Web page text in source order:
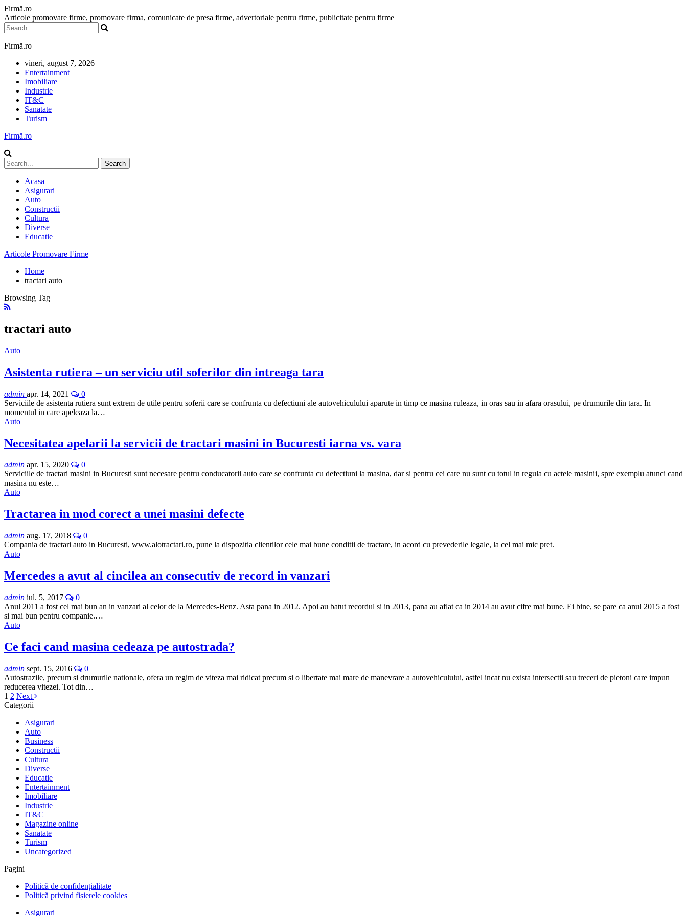
Firmă.ro
Articole promovare firme, promovare firma, comunicate de presa firme, advertoriale pentru firme, publicitate pentru firme
Firmă.ro
vineri, august 7, 2026
Entertainment
Imobiliare
Industrie
IT&C
Sanatate
Turism
Firmă.ro
Acasa
Asigurari
Auto
Constructii
Cultura
Diverse
Educatie
Articole Promovare Firme
Home
tractari auto
Browsing Tag
tractari auto
Auto
Asistenta rutiera – un serviciu util soferilor din intreaga tara
admin apr. 14, 2021
0
Serviciile de asistenta rutiera sunt extrem de utile pentru soferii care se confrunta cu defectiuni ale autovehiculului aparute in timp ce masina ruleaza, in oras sau in afara orasului, pe drumurile din tara. In
momentul in care apeleaza la…
Auto
Necesitatea apelarii la servicii de tractari masini in Bucuresti iarna vs. vara
admin apr. 15, 2020
0
Serviciile de tractari masini in Bucuresti sunt necesare pentru conducatorii auto care se confrunta cu defectiuni la masina, dar si pentru cei care nu sunt cu totul in regula cu actele masinii, spre exemplu atunci cand
masina nu este…
Auto
Tractarea in mod corect a unei masini defecte
admin aug. 17, 2018
0
Compania de tractari auto in Bucuresti, www.alotractari.ro, pune la dispozitia clientilor cele mai bune conditii de tractare, in acord cu prevederile legale, la cel mai mic pret.
Auto
Mercedes a avut al cincilea an consecutiv de record in vanzari
admin iul. 5, 2017
0
Anul 2011 a fost cel mai bun an in vanzari al celor de la Mercedes-Benz. Asta pana in 2012. Apoi au batut recordul si in 2013, pana au aflat ca in 2014 au avut cifre mai bune. Ei bine, se pare ca anul 2015 a fost
si mai bun pentru companie.…
Auto
Ce faci cand masina cedeaza pe autostrada?
admin sept. 15, 2016
0
Autostrazile, precum si drumurile nationale, ofera un regim de viteza mai ridicat precum si o libertate mai mare de manevrare a autovehiculului, astfel incat nu exista intersectii sau treceri de pietoni care impun
reducerea vitezei. Tot din…
1 2 Next
Categorii
Asigurari
Auto
Business
Constructii
Cultura
Diverse
Educatie
Entertainment
Imobiliare
Industrie
IT&C
Magazine online
Sanatate
Turism
Uncategorized
Pagini
Politică de confidențialitate
Politică privind fișierele cookies
Asigurari